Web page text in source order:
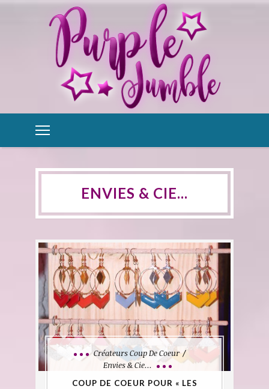
ENVIES & CIE...
Créateurs Coup De Coeur
Envies & Cie...
COUP DE COEUR POUR « LES